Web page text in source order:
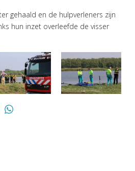
gehaald en de hulpverleners zijn
hun inzet overleefde de visser